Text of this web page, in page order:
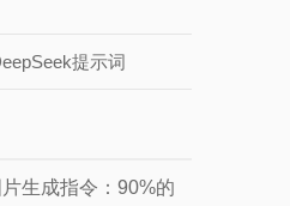
提示词
生成指令：90%的